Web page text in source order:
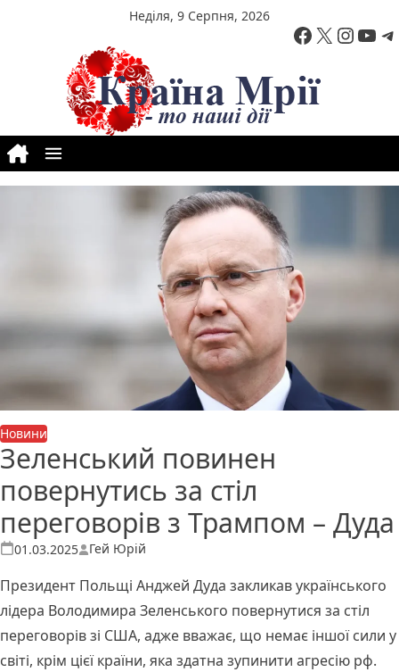
Неділя, 9 Серпня, 2026
Facebook
X
Новини
Зеленський повинен
повернутись за стіл
переговорів з Трампом – Дуда
01.03.2025Опубліковано
Гей Юрій
Президент Польщі Анджей Дуда закликав українського
лідера Володимира Зеленського повернутися за стіл
переговорів зі США, адже вважає, що немає іншої сили у
світі, крім цієї країни, яка здатна зупинити агресію рф.